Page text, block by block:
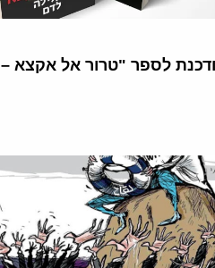
לספר "טרור אל אקצא –